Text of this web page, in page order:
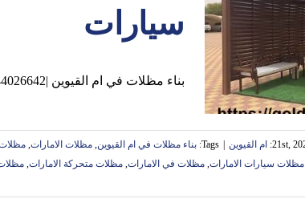
سيارات
بناء مظلات في ام القيوين |0544026642| مظلات سيارات افضل شركة تصميم وتركيب و بناء مظلات
ام القيوين Tags: بناء مظلات في ام القيوين, مظلات الامارات, مظلات
مظلات سيارات الامارات, مظلات في الامارات, مظلات متحركة الامارات,